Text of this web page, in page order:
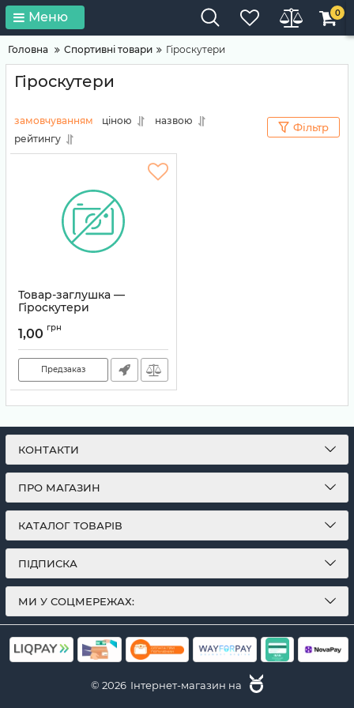
Меню 0
Головна Спортивні товари Гіроскутери
Гіроскутери
замовчуванням ціною
назвою
рейтингу
Фільтр
Товар-заглушка —
Гіроскутери
1,00 грн
Предзаказ
КОНТАКТИ
ПРО МАГАЗИН
КАТАЛОГ ТОВАРІВ
ПІДПИСКА
МИ У СОЦМЕРЕЖАХ:
© 2026 Інтернет-магазин на